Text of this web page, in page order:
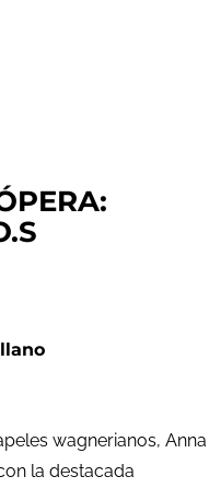
wagnerianos, Anna
la destacada